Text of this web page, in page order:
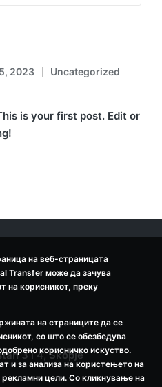
2023
Posted
Uncategorized
is your first post. Edit or
3 i 4, Skopje
на веб-страницата
Transfer може да зачува
на корисникот, преку
на страниците да се
со што се обезбедува
корисничко искуство.
и за анализа на користењето на
цели. Со кликнување на